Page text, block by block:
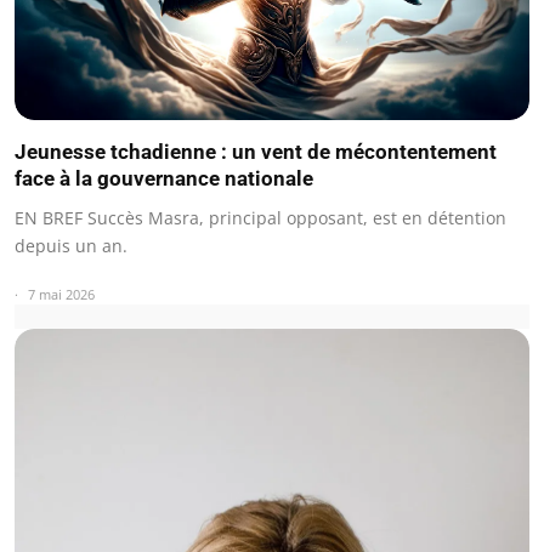
Jeunesse tchadienne : un vent de mécontentement
face à la gouvernance nationale
EN BREF Succès Masra, principal opposant, est en détention
depuis un an.
7 mai 2026